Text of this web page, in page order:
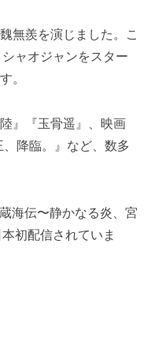
無羨を演じました。こ
ャオジャンをスター
。
』『玉骨遥』、映画
、降臨。』など、数多
海伝〜静かなる炎、宮
初配信されていま